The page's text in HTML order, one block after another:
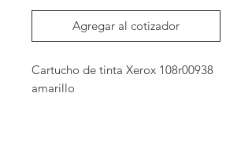
Agregar al cotizador
Cartucho de tinta Xerox 108r00938
amarillo